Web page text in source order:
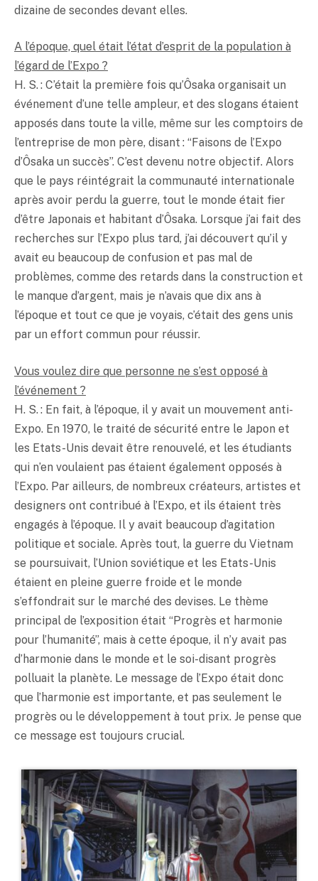
dizaine de secondes devant elles.
A l’époque, quel était l’état d’esprit de la population à
l’égard de l’Expo ?
H. S. : C’était la première fois qu’Ôsaka organisait un
événement d’une telle ampleur, et des slogans étaient
apposés dans toute la ville, même sur les comptoirs de
l’entreprise de mon père, disant : “Faisons de l’Expo
d’Ôsaka un succès”. C’est devenu notre objectif. Alors
que le pays réintégrait la communauté internationale
après avoir perdu la guerre, tout le monde était fier
d’être Japonais et habitant d’Ôsaka. Lorsque j’ai fait des
recherches sur l’Expo plus tard, j’ai découvert qu’il y
avait eu beaucoup de confusion et pas mal de
problèmes, comme des retards dans la construction et
le manque d’argent, mais je n’avais que dix ans à
l’époque et tout ce que je voyais, c’était des gens unis
par un effort commun pour réussir.
Vous voulez dire que personne ne s’est opposé à
l’événement ?
H. S. : En fait, à l’époque, il y avait un mouvement anti-
Expo. En 1970, le traité de sécurité entre le Japon et
les Etats-Unis devait être renouvelé, et les étudiants
qui n’en voulaient pas étaient également opposés à
l’Expo. Par ailleurs, de nombreux créateurs, artistes et
designers ont contribué à l’Expo, et ils étaient très
engagés à l’époque. Il y avait beaucoup d’agitation
politique et sociale. Après tout, la guerre du Vietnam
se poursuivait, l’Union soviétique et les Etats-Unis
étaient en pleine guerre froide et le monde
s’effondrait sur le marché des devises. Le thème
principal de l’exposition était “Progrès et harmonie
pour l’humanité”, mais à cette époque, il n’y avait pas
d’harmonie dans le monde et le soi-disant progrès
polluait la planète. Le message de l’Expo était donc
que l’harmonie est importante, et pas seulement le
progrès ou le développement à tout prix. Je pense que
ce message est toujours crucial.